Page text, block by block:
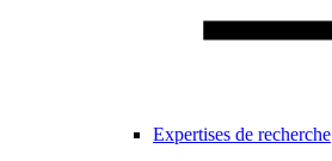
Expertises de recherche